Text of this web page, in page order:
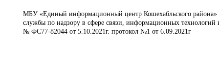
МБУ «Единый информационный центр Кошехабльского района»
службы по надзору в сфере связи, информационных
№ ФС77-82044 от 5.10.2021г. протокол №1 от 6.09.2021г